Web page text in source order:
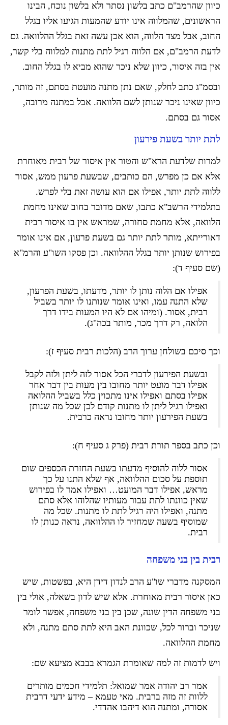
כיוון שהרמב"ם כתב בלשון נסתר ולא בלשון נוכח, הבינו
הראשונים, שהמלווה אינו יודע שהמעות הגיעו אליו בגלל
החוב, אבל מצד הלווה, הוא אכן עשה זאת בגלל ההלוואה. גם
לדעת הרמב"ם, אם הלווה רגיל לתת מתנות למלווה בלי קשר,
אין בזה איסור, כיוון שלא ניכר שהוא מביא לו בגלל החוב.
ובסמ"ג כתב לחלק, שאם נתן מתנה מועטת בסתם, זה מותר,
כיוון שאינו ניכר שנותן לשם הלוואה. אבל במתנה מרובה,
אסור גם בסתם.
לתת יותר בשעת פירעון
למרות שלדעת הרא"ש והטור אין איסור של רבית מאוחרת
אלא אם כן מפרש, הם כותבים, שבשעת פרעון ממש, אסור
ללווה לתת יותר, אפילו אם הוא עושה זאת בלי לפרש.
בתלמידי הרשב"א כתבו, שאם מדובר בחוב שאינו מחמת
הלוואה, אלא מחמת סחורה, שמראש אין בו איסור רבית
דאורייתא, מותר לתת יותר גם בשעת פרעון, אם אינו אומר
בפירוש שנותן יותר בגלל ההלוואה. וכן פסקו השו"ע והרמ"א
(שם סעיף ד):
אפילו אם הלוה נותן לו יותר, מדעתו, בשעת הפרעון,
שלא התנה עמו, ואינו אומר שנותנו לו יותר בשביל
רבית, אסור. (ומיהו אם לא היו המעות בידו דרך
הלואה, רק דרך מכר, מותר בכה"ג).
וכך סיכם בשולחן ערוך הרב (הלכות רבית סעיף ז):
ובשעת הפירעון לדברי הכל אסור לזה ליתן ולזה לקבל
אפילו דבר מועט יותר מחובו בין מעות בין דבר אחר
אפילו בסתם ואפילו אינו מתכוין כלל בשביל ההלואה
ואפילו רגיל ליתן לו מתנות קודם לכן שכל מה שנותן
בשעת הפירעון יותר מחובו נראה כרבית.
וכן כתב בספר תורת רבית (פרק ג סעיף ח):
אסור ללוה להוסיף מדעתו בשעת החזרת הכספים שום
תוספת על סכום ההלוואה, אף שלא התנו על כך
מראש, אפילו דבר המועט… ואפילו אמר לו בפירוש
שאין כוונתו לתת עבור מעותיו שהלוהו אלא סתם
מתנה, ואפילו היה רגיל לתת לו מתנות. שכל מה
שמוסיף בשעה שמחזיר לו ההלוואה, נראה כנותן לו
רבית.
רבית בין בני משפחה
המסקנה מדברי שו"ע הרב לנדון דידן היא, בפשטות, שיש
כאן איסור רבית מאוחרת. אלא שיש לדון בשאלה, אולי בין
בני משפחה הדין שונה, שכן בין בני משפחה, אפשר לומר
שניכר וברור לכל, שכוונת האב היא לתת סתם מתנה, ולא
מחמת ההלוואה.
ויש לדמות זה למה שאומרת הגמרא בבבא מציעא שם:
אמר רב יהודה אמר שמואל: תלמידי חכמים מותרים
ללוות זה מזה ברבית. מאי טעמא – מידע ידעי דרבית
אסורה, ומתנה הוא דיהבו אהדדי.